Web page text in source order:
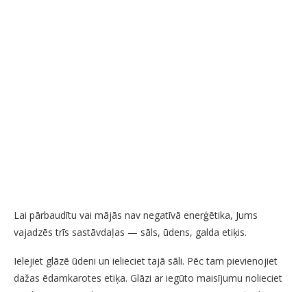
Lai pārbaudītu vai mājās nav negatīvā enerģētika, Jums
vajadzēs trīs sastāvdaļas — sāls, ūdens, galda etiķis.
Ielejiet glāzē ūdeni un ielieciet tajā sāli. Pēc tam pievienojiet
dažas ēdamkarotes etiķa. Glāzi ar iegūto maisījumu nolieciet